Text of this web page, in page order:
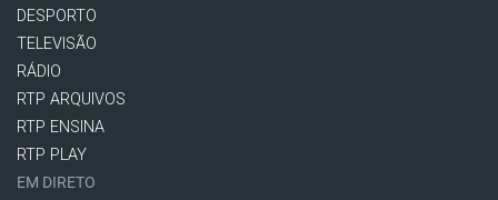
DESPORTO
TELEVISÃO
RÁDIO
RTP ARQUIVOS
RTP ENSINA
RTP PLAY
EM DIRETO